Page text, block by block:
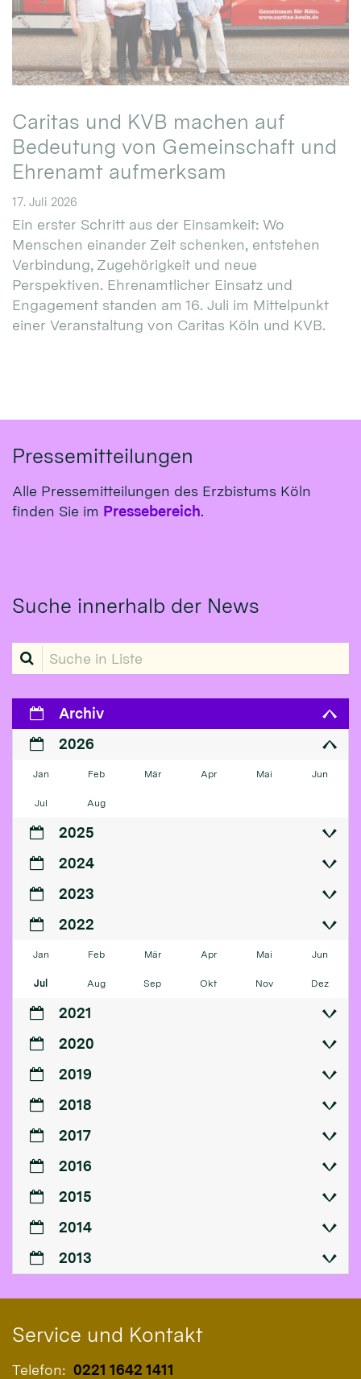
Caritas und KVB machen auf
Bedeutung von Gemeinschaft und
Ehrenamt aufmerksam
17. Juli 2026
Ein erster Schritt aus der Einsamkeit: Wo
Menschen einander Zeit schenken, entstehen
Verbindung, Zugehörigkeit und neue
Perspektiven. Ehrenamtlicher Einsatz und
Engagement standen am 16. Juli im Mittelpunkt
einer Veranstaltung von Caritas Köln und KVB.
Pressemitteilungen
Alle Pressemitteilungen des Erzbistums Köln
finden Sie im Pressebereich.
Suche innerhalb der News
Suche in Liste
Archiv
2026
Jan Feb Mär Apr Mai Jun
Jul Aug
2025
2024
2023
2022
Jan Feb Mär Apr Mai Jun
Jul Aug Sep Okt Nov Dez
2021
2020
2019
2018
2017
2016
2015
2014
2013
Service und Kontakt
Telefon: 0221 1642 1411